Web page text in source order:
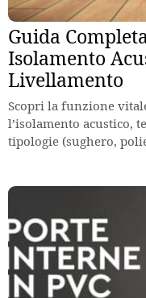
Guida
Isolamento
Livellamento
Scopri la funzione
l’isolamento acustico,
tipologie (sughero,